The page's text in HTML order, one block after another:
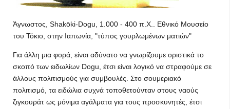
Άγνωστος, Shakōki-Dogu, 1.000 - 400 π.Χ.. Εθνικό Μουσείο
του Τόκιο, στην Ιαπωνία, "τύπος γουρλωμένων ματιών"
Για άλλη μια φορά, είναι αδύνατο να γνωρίζουμε οριστικά το
σκοπό των ειδωλίων Dogu, έτσι είναι λογικό να στραφούμε σε
άλλους πολιτισμούς για συμβουλές. Στο σουμεριακό
πολιτισμό, τα ειδώλια συχνά τοποθετούνταν στους ναούς
ζιγκουράτ ως μόνιμα αγάλματα για τους προσκυνητές, έτσι